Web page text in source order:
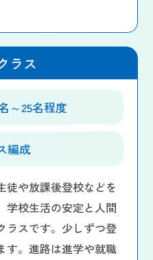
ラス
～25名程度
編成
徒や放課後登校などを
学校生活の安定と人間
ラスです。少しずつ登
す。進路は進学や就職